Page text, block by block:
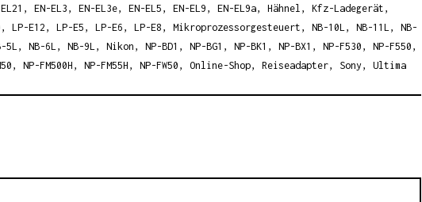
, EN-EL3 , EN-EL3e, EN-EL5 , EN-EL9 , EN-EL9a, Hähnel , Kfz-Ladegerät ,
, LP-E12 , LP-E5 , LP-E6 , LP-E8 , Mikroprozessorgesteuert , NB-10L, NB-11L, NB-
5L, NB-6L, NB-9L, Nikon , NP-BD1 , NP-BG1 , NP-BK1 , NP-BX1 , NP-F530 , NP-F550 ,
, NP-FM500H , NP-FM55H , NP-FW50 , Online-Shop, Reiseadapter, Sony , Ultima